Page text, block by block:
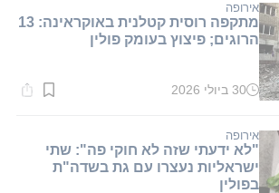
אירופה
מתקפה רוסית קטלנית באוקראינה: 13
הרוגים; פיצוץ בעומק פולין
זמן
דקות.
30 ביולי 2026
אירופה
"לא ידעתי שזה לא חוקי פה": שתי
ישראליות נעצרו עם גת בשדה"ת
בפולין